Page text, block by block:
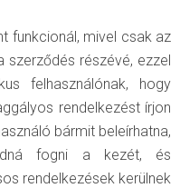
funkcionál, mivel csak az
részévé, ezzel
felhasználónak, hogy
rendelkezést írjon
bármit beleírhatna,
fogni a kezét, és
rendelkezések kerülnek